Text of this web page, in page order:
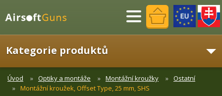
Menu
Kategorie produktů
Úvod Optiky a montáže Montážní kroužky
Ostatní
Montážní kroužek, Offset Type, 25 mm, SHS